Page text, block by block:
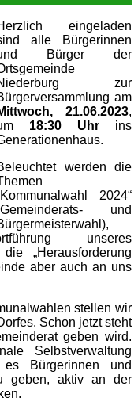
eingeladen
alle Bürgerinnen
Bürger der
zur
am
21.06.2023,
18:30 Uhr ins
werden die
2024“
und
unseres
„Herausforderung
aber auch an uns
stellen wir
Schon jetzt steht
geben wird.
Selbstverwaltung
Bürgerinnen und
geben, aktiv an der